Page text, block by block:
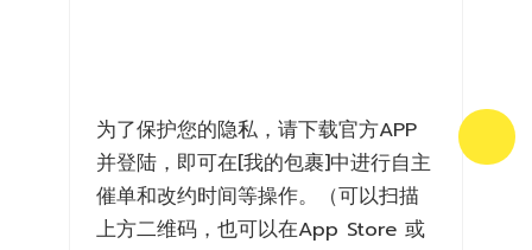
为了保护您的隐私，请下载官方APP
并登陆，即可在[我的包裹]中进行自主
催单和改约时间等操作。（可以扫描
上方二维码，也可以在App Store 或